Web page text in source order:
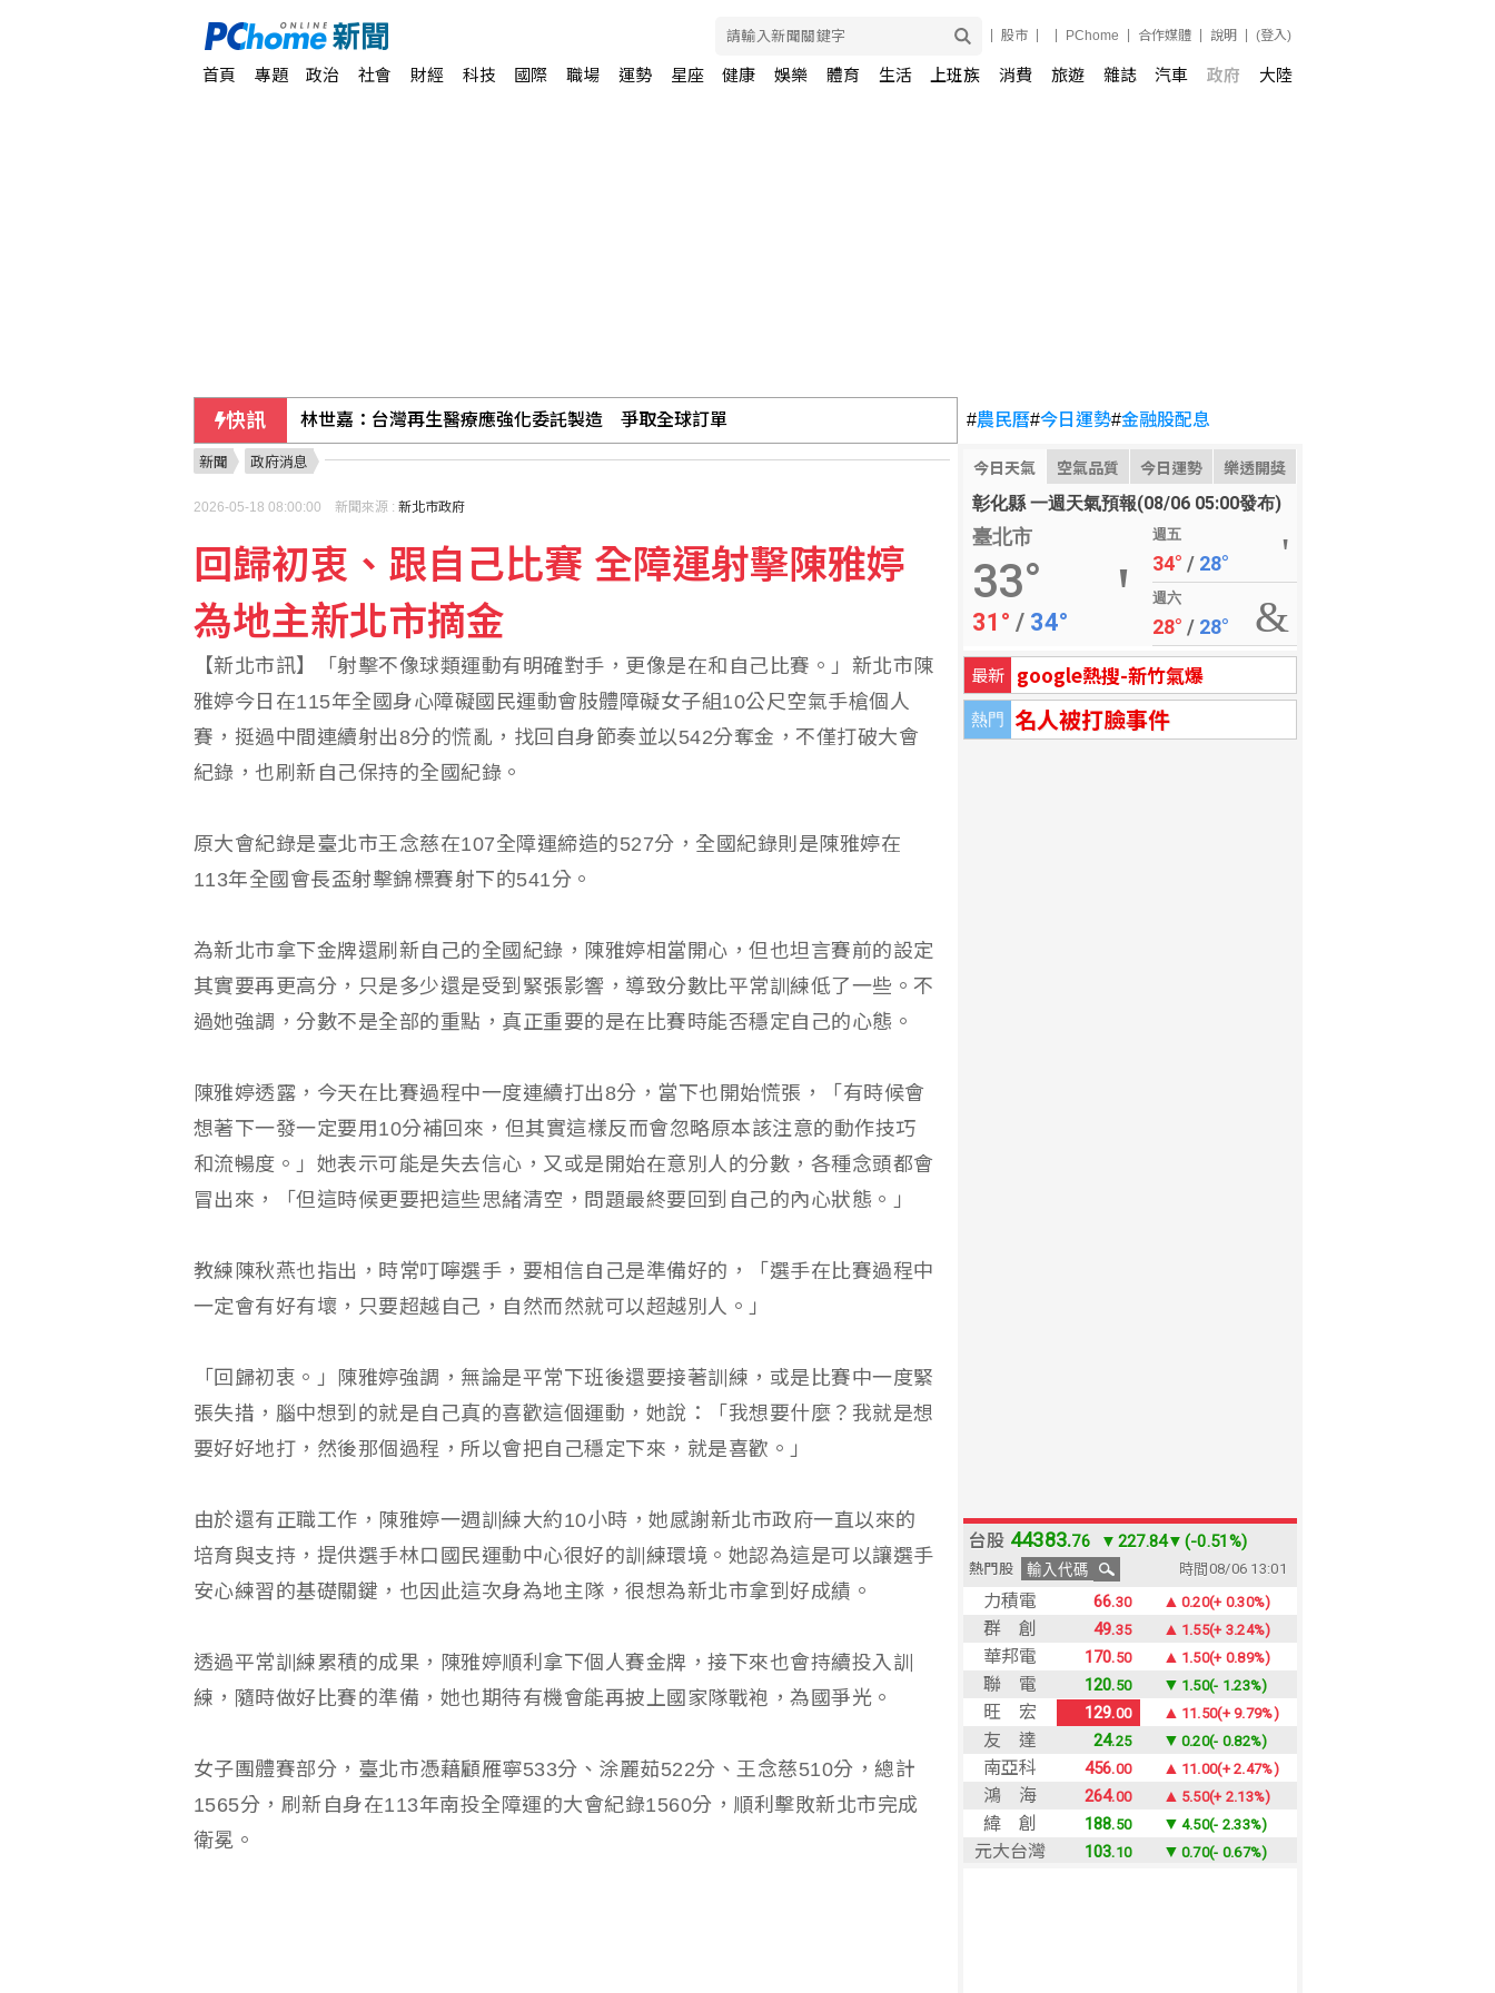
股市 PChome 合作媒體 說明 (登入)
首頁 專題 政治 社會 財經 科技 國際 職場 運勢 星座 健康 娛樂 體育 生活 上班族 消費 旅遊 雜誌 汽車 政府 大陸
快訊 林世嘉：台灣再生醫療應強化委託製造 爭取全球訂單
卓榮泰：維護台灣文化環境發展 持續爭取預算
內政部單身聯誼8/7起報名 首對結婚送1克拉鑽戒
#農民曆#今日運勢#金融股配息
今日天氣 空氣品質 今日運勢 樂透開獎
彰化縣 一週天氣預報(08/06 05:00發布)
臺北市
33°
31° / 34°
週五
34° / 28°
週六
28° / 28°
最新 google熱搜-新竹氣爆
熱門 名人被打臉事件
新聞 政府消息
2026-05-18 08:00:00 新聞來源 : 新北市政府
回歸初衷、跟自己比賽 全障運射擊陳雅婷
為地主新北市摘金
【新北市訊】「射擊不像球類運動有明確對手，更像是在和自己比賽。」新北市陳
雅婷今日在115年全國身心障礙國民運動會肢體障礙女子組10公尺空氣手槍個人
賽，挺過中間連續射出8分的慌亂，找回自身節奏並以542分奪金，不僅打破大會
紀錄，也刷新自己保持的全國紀錄。
原大會紀錄是臺北市王念慈在107全障運締造的527分，全國紀錄則是陳雅婷在
113年全國會長盃射擊錦標賽射下的541分。
為新北市拿下金牌還刷新自己的全國紀錄，陳雅婷相當開心，但也坦言賽前的設定
其實要再更高分，只是多少還是受到緊張影響，導致分數比平常訓練低了一些。不
過她強調，分數不是全部的重點，真正重要的是在比賽時能否穩定自己的心態。
陳雅婷透露，今天在比賽過程中一度連續打出8分，當下也開始慌張，「有時候會
想著下一發一定要用10分補回來，但其實這樣反而會忽略原本該注意的動作技巧
和流暢度。」她表示可能是失去信心，又或是開始在意別人的分數，各種念頭都會
冒出來，「但這時候更要把這些思緒清空，問題最終要回到自己的內心狀態。」
教練陳秋燕也指出，時常叮嚀選手，要相信自己是準備好的，「選手在比賽過程中
一定會有好有壞，只要超越自己，自然而然就可以超越別人。」
「回歸初衷。」陳雅婷強調，無論是平常下班後還要接著訓練，或是比賽中一度緊
張失措，腦中想到的就是自己真的喜歡這個運動，她說：「我想要什麼？我就是想
要好好地打，然後那個過程，所以會把自己穩定下來，就是喜歡。」
由於還有正職工作，陳雅婷一週訓練大約10小時，她感謝新北市政府一直以來的
培育與支持，提供選手林口國民運動中心很好的訓練環境。她認為這是可以讓選手
安心練習的基礎關鍵，也因此這次身為地主隊，很想為新北市拿到好成績。
透過平常訓練累積的成果，陳雅婷順利拿下個人賽金牌，接下來也會持續投入訓
練，隨時做好比賽的準備，她也期待有機會能再披上國家隊戰袍，為國爭光。
女子團體賽部分，臺北市憑藉顧雁寧533分、涂麗茹522分、王念慈510分，總計
1565分，刷新自身在113年南投全障運的大會紀錄1560分，順利擊敗新北市完成
衛冕。